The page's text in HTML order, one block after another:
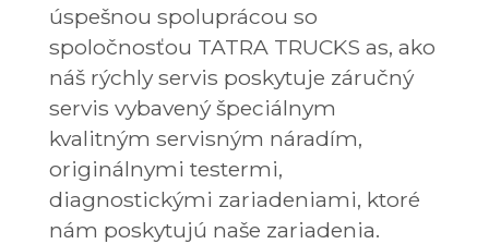
úspešnou spoluprácou so
spoločnosťou TATRA TRUCKS as, ako
náš rýchly servis poskytuje záručný
servis vybavený špeciálnym
kvalitným servisným náradím,
originálnymi testermi,
diagnostickými zariadeniami, ktoré
nám poskytujú naše zariadenia.